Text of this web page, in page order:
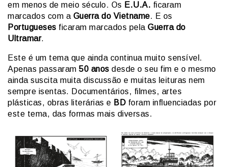
em menos de meio século. Os E.U.A. ficaram
marcados com a Guerra do Vietname. E os
Portugueses ficaram marcados pela Guerra do
Ultramar.
Este é um tema que ainda continua muito sensível.
Apenas passaram 50 anos desde o seu fim e o mesmo
ainda suscita muita discussão e muitas leituras nem
sempre isentas. Documentários, filmes, artes
plásticas, obras literárias e BD foram influenciadas por
este tema, das formas mais diversas.